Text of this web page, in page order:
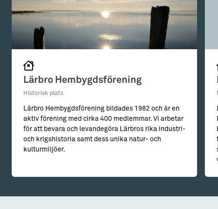
Lärbro Hembygdsförening
Historisk plats
Lärbro Hembygdsförening bildades 1982 och är en
aktiv förening med cirka 400 medlemmar. Vi arbetar
för att bevara och levandegöra Lärbros rika industri-
och krigshistoria samt dess unika natur- och
kulturmiljöer.